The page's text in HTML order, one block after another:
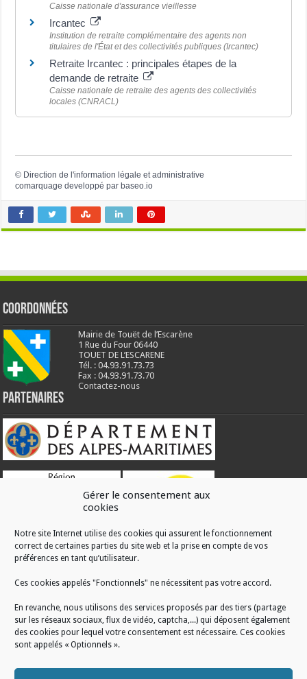
Gérer le consentement aux
cookies
Notre site Internet utilise des cookies qui assurent le fonctionnement
correct de certaines parties du site web et la prise en compte de vos
préférences en tant qu’utilisateur.
Ces cookies appelés "Fonctionnels" ne nécessitent pas votre accord.
En revanche, nous utilisons des services proposés par des tiers (partage
sur les réseaux sociaux, flux de vidéo, captcha,...) qui déposent également
des cookies pour lequel votre consentement est nécessaire. Ces cookies
sont appelés « Optionnels ».
Caisse nationale d'assurance vieillesse
Ircantec
Institution de retraite complémentaire des agents non
titulaires de l'État et des collectivités publiques (Ircantec)
Retraite Ircantec : principales étapes de la
demande de retraite
Caisse nationale de retraite des agents des collectivités
locales (CNRACL)
© Direction de l'information légale et administrative
comarquage developpé par baseo.io
Coordonnées
Mairie de Touët de l’Escarène
1 Rue du Four 06440
TOUET DE L’ESCARENE
Tél. : 04.93.91.73.73
Fax : 04.93.91.73.70
Contactez-nous
Partenaires
RÉALISATION